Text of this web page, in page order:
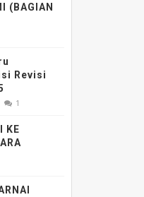
(BAGIAN
Revisi
1
KE